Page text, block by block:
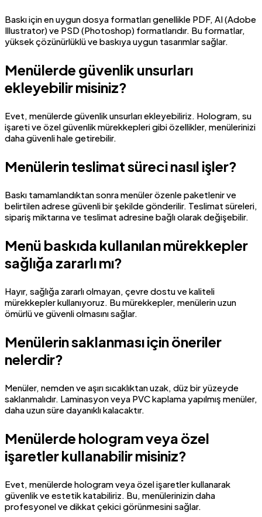
Baskı için en uygun dosya formatları genellikle PDF, AI (Adobe
Illustrator) ve PSD (Photoshop) formatlarıdır. Bu formatlar,
yüksek çözünürlüklü ve baskıya uygun tasarımlar sağlar.
Menülerde güvenlik unsurları
ekleyebilir misiniz?
Evet, menülerde güvenlik unsurları ekleyebiliriz. Hologram, su
işareti ve özel güvenlik mürekkepleri gibi özellikler, menülerinizi
daha güvenli hale getirebilir.
Menülerin teslimat süreci nasıl işler?
Baskı tamamlandıktan sonra menüler özenle paketlenir ve
belirtilen adrese güvenli bir şekilde gönderilir. Teslimat süreleri,
sipariş miktarına ve teslimat adresine bağlı olarak değişebilir.
Menü baskıda kullanılan mürekkepler
sağlığa zararlı mı?
Hayır, sağlığa zararlı olmayan, çevre dostu ve kaliteli
mürekkepler kullanıyoruz. Bu mürekkepler, menülerin uzun
ömürlü ve güvenli olmasını sağlar.
Menülerin saklanması için öneriler
nelerdir?
Menüler, nemden ve aşırı sıcaklıktan uzak, düz bir yüzeyde
saklanmalıdır. Laminasyon veya PVC kaplama yapılmış menüler,
daha uzun süre dayanıklı kalacaktır.
Menülerde hologram veya özel
işaretler kullanabilir misiniz?
Evet, menülerde hologram veya özel işaretler kullanarak
güvenlik ve estetik katabiliriz. Bu, menülerinizin daha
profesyonel ve dikkat çekici görünmesini sağlar.